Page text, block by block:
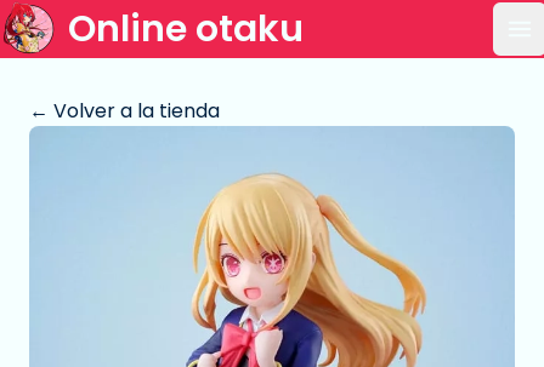
Online otaku
← Volver a la tienda